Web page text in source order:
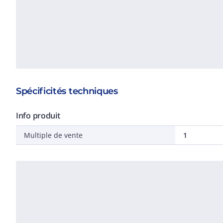
Spécificités techniques
Info produit
Multiple de vente 1